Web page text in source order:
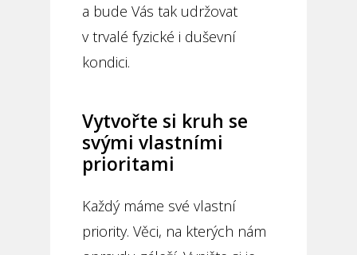
a bude Vás tak udržovat
v trvalé fyzické i duševní
kondici.
Vytvořte si kruh se
svými vlastními
prioritami
Každý máme své vlastní
priority. Věci, na kterých nám